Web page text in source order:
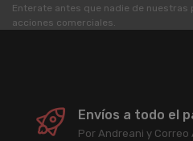
Enterate antes que nadie de nuestras
acciones comerciales.
Envíos a todo el
Por Andreani y